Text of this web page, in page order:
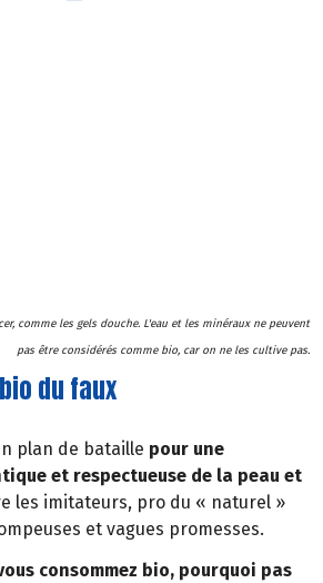
comme les gels douche. L'eau et les minéraux ne peuvent
pas être considérés comme bio, car on ne les cultive pas.
du faux
plan de bataille pour une
et respectueuse de la peau et
les imitateurs, pro du « naturel »
et vagues promesses.
consommez bio, pourquoi pas